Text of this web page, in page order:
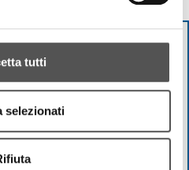
tutti
selezionati